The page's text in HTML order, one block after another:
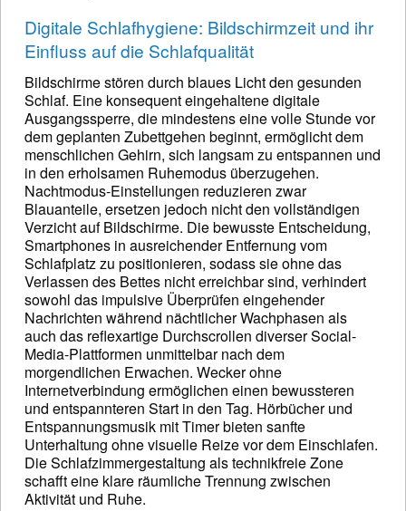
Digitale Schlafhygiene: Bildschirmzeit und ihr
Einfluss auf die Schlafqualität
Bildschirme stören durch blaues Licht den gesunden
Schlaf. Eine konsequent eingehaltene digitale
Ausgangssperre, die mindestens eine volle Stunde vor
dem geplanten Zubettgehen beginnt, ermöglicht dem
menschlichen Gehirn, sich langsam zu entspannen und
in den erholsamen Ruhemodus überzugehen.
Nachtmodus-Einstellungen reduzieren zwar
Blauanteile, ersetzen jedoch nicht den vollständigen
Verzicht auf Bildschirme. Die bewusste Entscheidung,
Smartphones in ausreichender Entfernung vom
Schlafplatz zu positionieren, sodass sie ohne das
Verlassen des Bettes nicht erreichbar sind, verhindert
sowohl das impulsive Überprüfen eingehender
Nachrichten während nächtlicher Wachphasen als
auch das reflexartige Durchscrollen diverser Social-
Media-Plattformen unmittelbar nach dem
morgendlichen Erwachen. Wecker ohne
Internetverbindung ermöglichen einen bewussteren
und entspannteren Start in den Tag. Hörbücher und
Entspannungsmusik mit Timer bieten sanfte
Unterhaltung ohne visuelle Reize vor dem Einschlafen.
Die Schlafzimmergestaltung als technikfreie Zone
schafft eine klare räumliche Trennung zwischen
Aktivität und Ruhe.